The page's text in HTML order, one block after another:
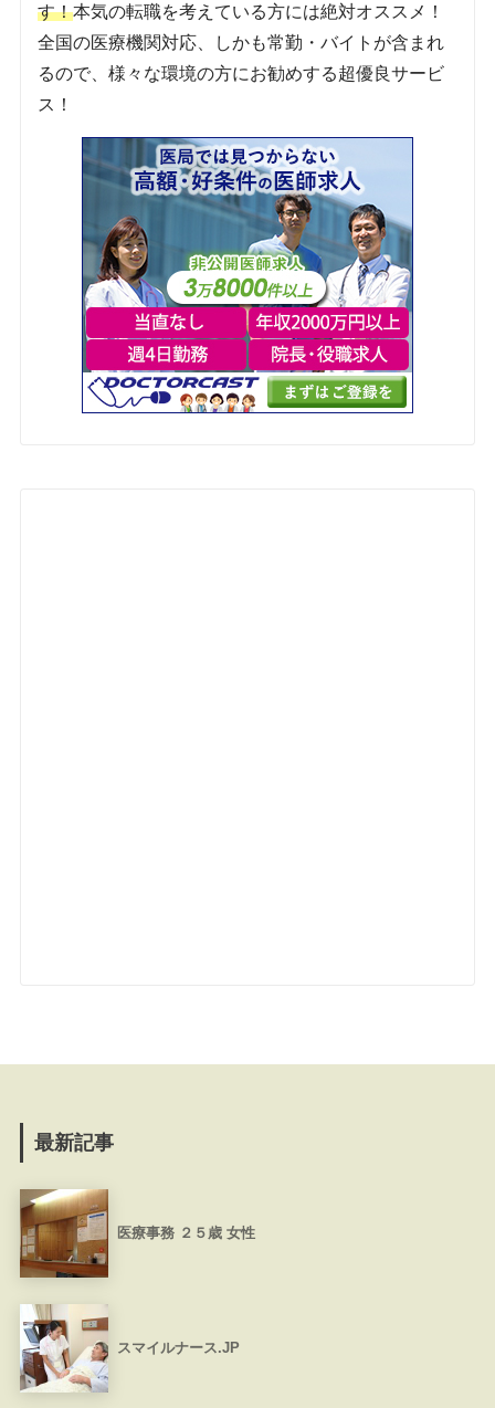
す！本気の転職を考えている方には絶対オススメ！
全国の医療機関対応、しかも常勤・バイトが含まれ
るので、様々な環境の方にお勧めする超優良サービ
ス！
最新記事
医療事務 ２５歳 女性
スマイルナース.JP